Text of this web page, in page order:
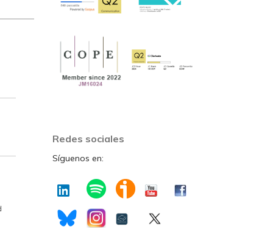
Redes sociales
Síguenos en: